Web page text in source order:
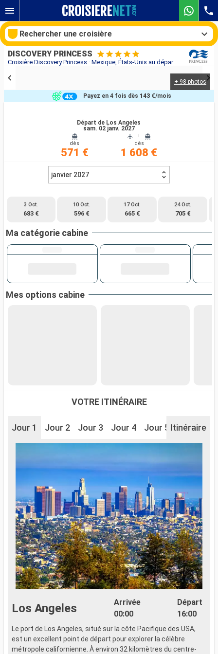
Croisière Discovery Princess : Mexique, États-Unis au départ de Los Angeles
DISCOVERY PRINCESS
+ 98 photos
Départ de Los Angeles
sam. 02 janv. 2027
dès
571 €
+
dès
1 608 €
Payez en 4 fois dès 143 €/mois
janvier 2027
3 Oct.
683 €
10 Oct.
596 €
17 Oct.
665 €
24 Oct.
705 €
Ma catégorie cabine
Mes options cabine
VOTRE ITINÉRAIRE
Jour 1 Jour 2 Jour 3 Jour 4 Jour 5 Jour 6
Itinéraire
Los Angeles
Arrivée
00:00
Départ
16:00
Le port de Los Angeles, situé sur la côte Pacifique des USA,
est un excellent point de départ pour explorer la célèbre
métropole californienne. À environ 32 kilomètres du centre-
Rechercher une croisière
Compagnies
Rechercher